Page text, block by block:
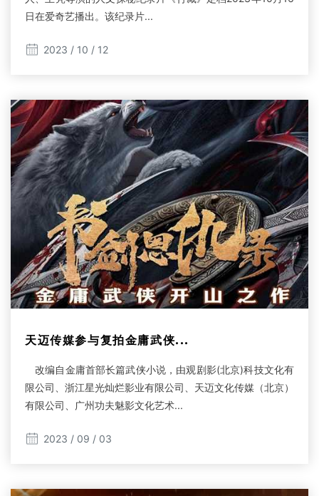
日在爱奇艺播出。该纪录片...
2023 / 10 / 12
天迈传媒参与复拍金庸武侠...
改编自金庸首部长篇武侠小说，由观剧影(北京)科技文化有
限公司、浙江星光灿烂影业有限公司、天迈文化传媒（北京）
有限公司、广州功夫魅影文化艺术...
2023 / 09 / 03